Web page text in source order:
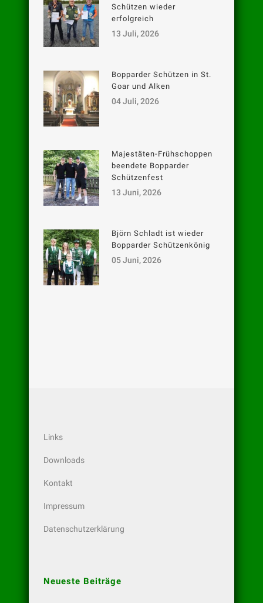
Schützen wieder
erfolgreich
13 Juli, 2026
Bopparder Schützen in St.
Goar und Alken
04 Juli, 2026
Majestäten-Frühschoppen
beendete Bopparder
Schützenfest
13 Juni, 2026
Björn Schladt ist wieder
Bopparder Schützenkönig
05 Juni, 2026
Links
Downloads
Kontakt
Impressum
Datenschutzerklärung
Neueste Beiträge